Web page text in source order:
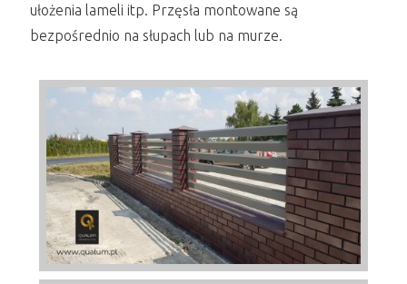
ułożenia lameli itp. Przęsła montowane są
bezpośrednio na słupach lub na murze.